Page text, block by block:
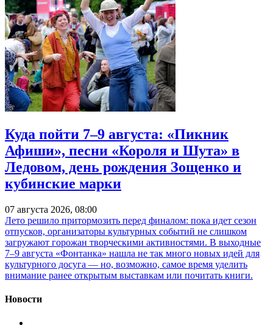
Куда пойти 7–9 августа: «Пикник
Афиши», песни «Короля и Шута» в
Ледовом, день рождения Зощенко и
кубинские марки
07 августа 2026, 08:00
Лето решило притормозить перед финалом: пока идет сезон
отпусков, организаторы культурных событий не слишком
загружают горожан творческими активностями. В выходные
7–9 августа «Фонтанка» нашла не так много новых идей для
культурного досуга — но, возможно, самое время уделить
внимание ранее открытым выставкам или почитать книги.
Новости